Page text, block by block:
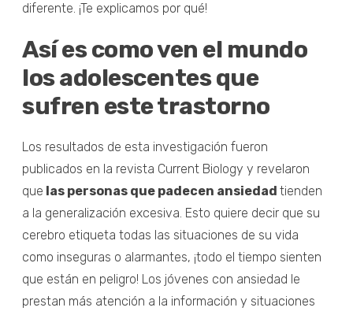
diferente. ¡Te explicamos por qué!
Así es como ven el mundo
los adolescentes que
sufren este trastorno
Los resultados de esta investigación fueron
publicados en la revista Current Biology y revelaron
que las personas que padecen ansiedad tienden
a la generalización excesiva. Esto quiere decir que su
cerebro etiqueta todas las situaciones de su vida
como inseguras o alarmantes, ¡todo el tiempo sienten
que están en peligro! Los jóvenes con ansiedad le
prestan más atención a la información y situaciones